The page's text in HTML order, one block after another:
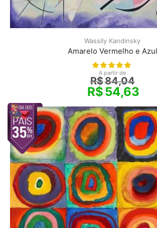
Wassily Kandinsky
Amarelo Vermelho e Azul
A partir de
R$84,04
R$54,63